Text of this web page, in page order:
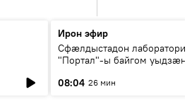
Ирон эфир
Сфæлдыстадон лаборатори
"Портал"-ы байгом уыдзæн
Æхсары куыстыты равдыст
08:04 26 мин